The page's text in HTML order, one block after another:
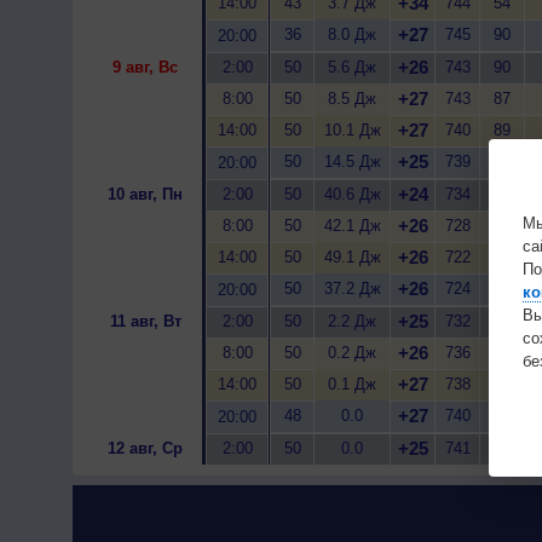
20:00
36 8.0 Дж +27 745 90
9 авг, Вс
2:00 50 5.6 Дж +26 743 90
8:00
50 8.5 Дж +27 743 87
14:00
50 10.1 Дж +27 740 89
20:00
50 14.5 Дж +25 739
10 авг, Пн
2:00 50 40.6 Дж +24 734
8:00
50 42.1 Дж +26 728
14:00
50 49.1 Дж +26 722
20:00
50 37.2 Дж +26 724
11 авг, Вт
2:00 50 2.2 Дж +25 732
8:00
50 0.2 Дж +26 736
14:00
50 0.1 Дж +27 738
20:00
48 0.0 +27 740
12 авг, Ср
2:00 50 0.0 +25 741